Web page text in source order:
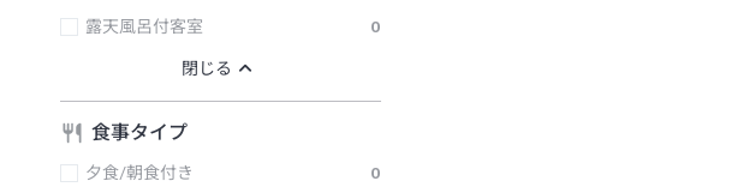
露天風呂付客室
0
食事タイプ
夕食/朝食付き
0